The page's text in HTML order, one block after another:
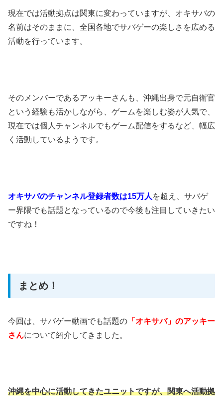
現在では活動拠点は関東に変わっていますが、オキサバの
名前はそのままに、全国各地でサバゲーの楽しさを広める
活動を行っています。
そのメンバーであるアッキーさんも、沖縄出身で元自衛官
という経験も活かしながら、ゲームを楽しむ姿が人気で、
現在では個人チャンネルでもゲーム配信をするなど、幅広
く活動しているようです。
オキサバのチャンネル登録者数は15万人 を超え、サバゲ
ー界隈でも話題となっているので今後も注目していきたい
ですね！
まとめ！
今回は、サバゲー動画でも話題の 「オキサバ」のアッキー
さんについて紹介してきました。
沖縄を中心に活動してきたユニットですが、関東へ活動拠